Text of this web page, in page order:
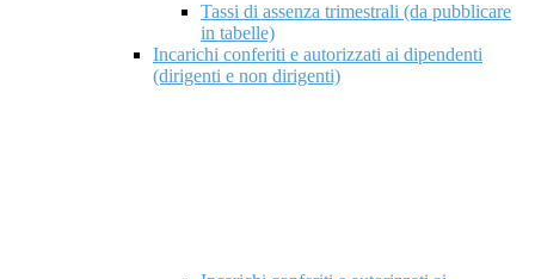
Tassi di assenza trimestrali (da pubblicare
in tabelle)
Incarichi conferiti e autorizzati ai dipendenti
(dirigenti e non dirigenti)